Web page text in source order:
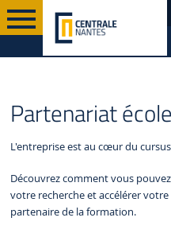
D'ACCUEIL
NANTES
Partenariat
L'entreprise est au cœur du
Découvrez comment vous
votre recherche et accélérer
partenaire de la formation.